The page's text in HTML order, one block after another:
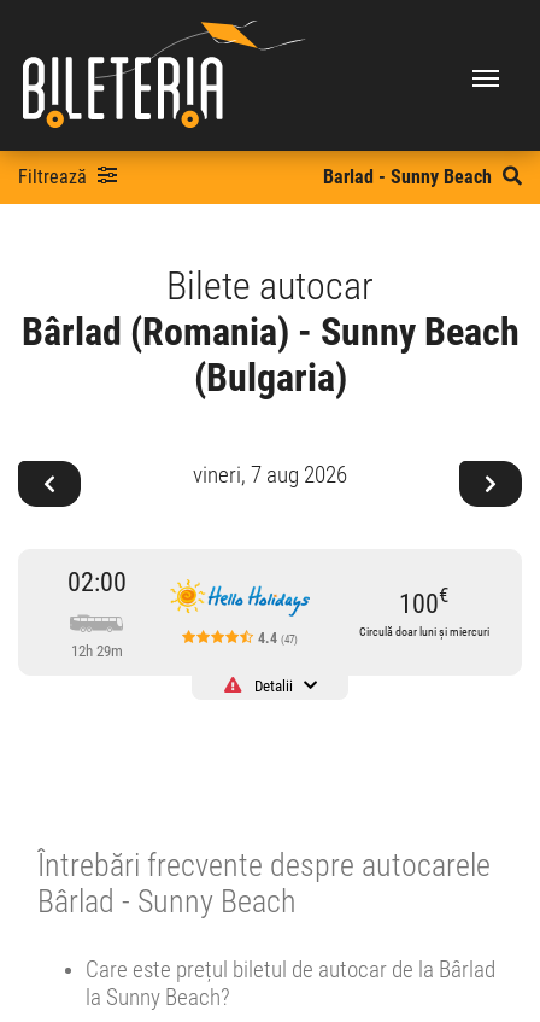
Filtrează Barlad - Sunny Beach
Bilete autocar
Bârlad (Romania) - Sunny Beach
(Bulgaria)
vineri, 7 aug 2026
02:00
12h 29m
4.4 (47)
100€
Circulă doar luni și miercuri
Detalii
Circulă doar luni și miercuri
Se pot face rezervări cu minim 23 ore înainte de îmbarcare.
Autocar Hello Holidays :
Întrebări frecvente despre autocarele
Bârlad - Sunny Beach
Care este prețul biletul de autocar de la Bârlad
la Sunny Beach?